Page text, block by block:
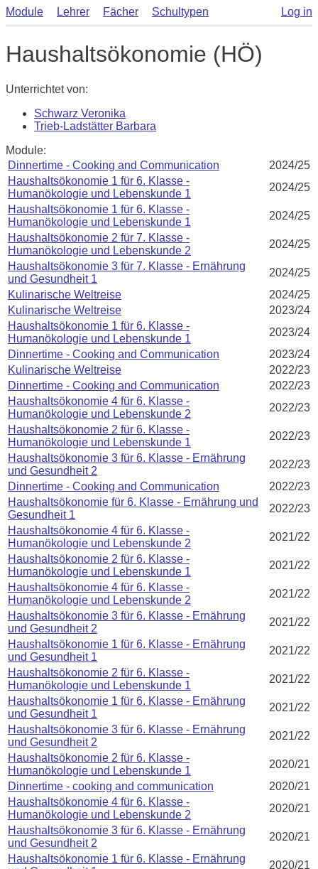
Module Lehrer Fächer Schultypen Log in
Haushaltsökonomie (HÖ)
Unterrichtet von:
Schwarz Veronika
Trieb-Ladstätter Barbara
Module:
Dinnertime - Cooking and Communication
2024/25
Haushaltsökonomie 1 für 6. Klasse -
Humanökologie und Lebenskunde 1
2024/25
Haushaltsökonomie 1 für 6. Klasse -
Humanökologie und Lebenskunde 1
2024/25
Haushaltsökonomie 2 für 7. Klasse -
Humanökologie und Lebenskunde 2
2024/25
Haushaltsökonomie 3 für 7. Klasse - Ernährung
und Gesundheit 1
2024/25
Kulinarische Weltreise
2024/25
Kulinarische Weltreise
2023/24
Haushaltsökonomie 1 für 6. Klasse -
Humanökologie und Lebenskunde 1
2023/24
Dinnertime - Cooking and Communication
2023/24
Kulinarische Weltreise
2022/23
Dinnertime - Cooking and Communication
2022/23
Haushaltsökonomie 4 für 6. Klasse -
Humanökologie und Lebenskunde 2
2022/23
Haushaltsökonomie 2 für 6. Klasse -
Humanökologie und Lebenskunde 1
2022/23
Haushaltsökonomie 3 für 6. Klasse - Ernährung
und Gesundheit 2
2022/23
Dinnertime - Cooking and Communication
2022/23
Haushaltsökonomie für 6. Klasse - Ernährung und
Gesundheit 1
2022/23
Haushaltsökonomie 4 für 6. Klasse -
Humanökologie und Lebenskunde 2
2021/22
Haushaltsökonomie 2 für 6. Klasse -
Humanökologie und Lebenskunde 1
2021/22
Haushaltsökonomie 4 für 6. Klasse -
Humanökologie und Lebenskunde 2
2021/22
Haushaltsökonomie 3 für 6. Klasse - Ernährung
und Gesundheit 2
2021/22
Haushaltsökonomie 1 für 6. Klasse - Ernährung
und Gesundheit 1
2021/22
Haushaltsökonomie 2 für 6. Klasse -
Humanökologie und Lebenskunde 1
2021/22
Haushaltsökonomie 1 für 6. Klasse - Ernährung
und Gesundheit 1
2021/22
Haushaltsökonomie 3 für 6. Klasse - Ernährung
und Gesundheit 2
2021/22
Haushaltsökonomie 2 für 6. Klasse -
Humanökologie und Lebenskunde 1
2020/21
Dinnertime - cooking and communication
2020/21
Haushaltsökonomie 4 für 6. Klasse -
Humanökologie und Lebenskunde 2
2020/21
Haushaltsökonomie 3 für 6. Klasse - Ernährung
und Gesundheit 2
2020/21
Haushaltsökonomie 1 für 6. Klasse - Ernährung
2020/21